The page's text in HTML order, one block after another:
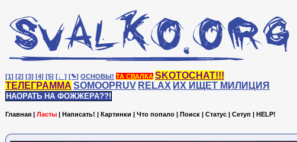
[1] [2] [3] [4] [5] [♩] [✎] ОСНОВЫ! ТА СВАЛКА SKOTOCHAT!!!
ТЕЛЕГРАММА SOMOOPRUV RELAX ИХ ИЩЕТ МИЛИЦИЯ
НАОРАТЬ НА ФОЖЖЕРА??!
Главная | Ласты | Написать! | Картинки | Что попало | Поиск | Статус | Сетуп | HELP!